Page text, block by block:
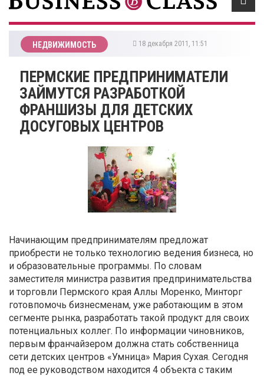
НЕДВИЖИМОСТЬ 18 декабря 2011, 11:51
ПЕРМСКИЕ ПРЕДПРИНИМАТЕЛИ
ЗАЙМУТСЯ РАЗРАБОТКОЙ
ФРАНШИЗЫ ДЛЯ ДЕТСКИХ
ДОСУГОВЫХ ЦЕНТРОВ
Начинающим предпринимателям предложат
приобрести не только технологию ведения бизнеса, но
и образовательные программы. По словам
заместителя министра развития предпринимательства
и торговли Пермского края Аллы Моренко, Минторг
готовпомочь бизнесменам, уже работающим в этом
сегменте рынка, разработать такой продукт для своих
потенциальных коллег. По информации чиновников,
первым франчайзером должна стать собственница
сети детских центров «Умница» Мария Сухая. Сегодня
под ее руководством находится 4 объекта с таким